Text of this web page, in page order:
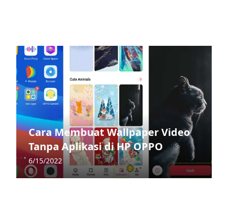
Cara Membuat Wallpaper Video
Tanpa Aplikasi di HP OPPO
6/15/2022